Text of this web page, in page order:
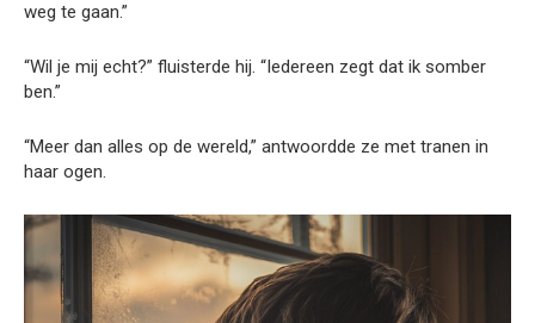
weg te gaan.”
“Wil je mij echt?” fluisterde hij. “Iedereen zegt dat ik somber
ben.”
“Meer dan alles op de wereld,” antwoordde ze met tranen in
haar ogen.